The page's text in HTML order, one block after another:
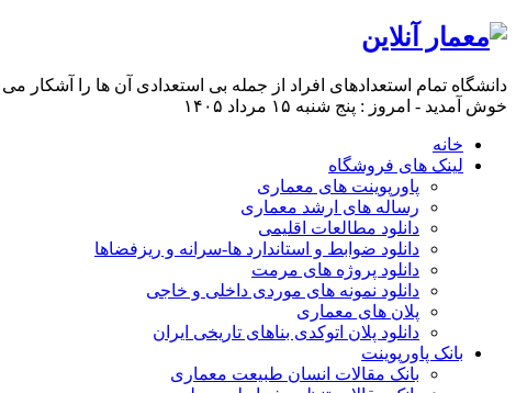
دانشگاه تمام استعدادهای افراد از جمله بی استعدادی آن ها را آشکار
خوش آمدید - امروز : پنج شنبه ۱۵ مرداد ۱۴۰۵
خانه
لینک های فروشگاه
پاورپوینت های معماری
رساله های ارشد معماری
دانلود مطالعات اقلیمی
دانلود ضوابط و استاندارد ها-سرانه و ریزفضاها
دانلود پروژه های مرمت
دانلود نمونه های موردی داخلی و خاجی
پلان های معماری
دانلود پلان اتوکدی بناهای تاریخی ایران
بانک پاورپوینت
بانک مقالات انسان طبیعت معماری